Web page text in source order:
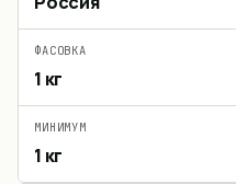
ФАСОВКА
1 кг
МИНИМУМ
1 кг